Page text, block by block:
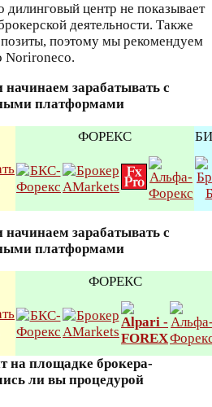
дилинговый центр не показывает
деятельности. Также
поэтому мы рекомендуем
Norironeco.
начинаем зарабатывать с
платформами
ФОРЕКС
начинаем зарабатывать с
платформами
ФОРЕКС
на площадке брокера-
ли вы процедурой